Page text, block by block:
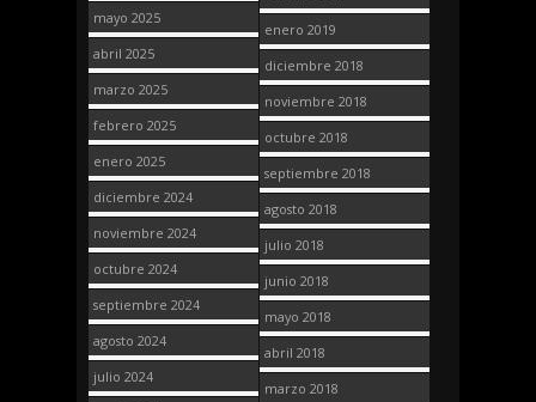
mayo 2025
abril 2025
marzo 2025
febrero 2025
enero 2025
diciembre 2024
noviembre 2024
octubre 2024
septiembre 2024
agosto 2024
julio 2024
enero 2019
diciembre 2018
noviembre 2018
octubre 2018
septiembre 2018
agosto 2018
julio 2018
junio 2018
mayo 2018
abril 2018
marzo 2018